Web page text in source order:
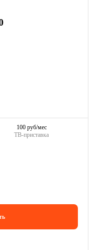
ТВ-приставка
100 руб/мес